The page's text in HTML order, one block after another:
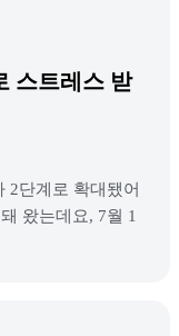
스트레스 받
2단계로 확대됐어
왔는데요, 7월 1